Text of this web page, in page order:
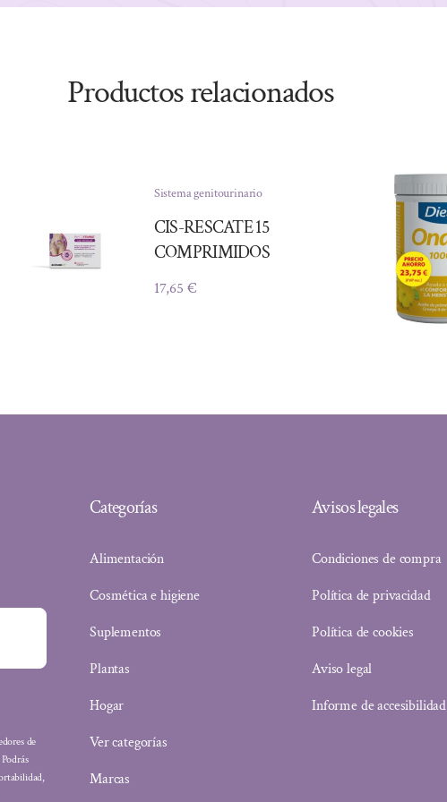
Productos relacionados
Sistema genitourinario
CIS-RESCATE 15
COMPRIMIDOS
17,65 €
de
Categorías
Alimentación
Cosmética e higiene
Suplementos
Plantas
Hogar
Ver categorías
Marcas
Avisos legales
Condiciones de compra
Política de privacidad
Política de cookies
Aviso legal
Informe de accesibilidad